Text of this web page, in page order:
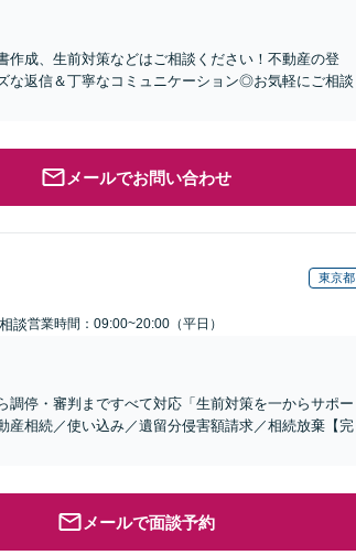
作成、生前対策などはご相談ください！不動産の登
な返信＆丁寧なコミュニケーション◎お気軽にご相談
メールでお問い合わせ
東京都
談営業時間：09:00~20:00（平日）
調停・審判まですべて対応「生前対策を一からサポー
産相続／使い込み／遺留分侵害額請求／相続放棄【完
メールで面談予約